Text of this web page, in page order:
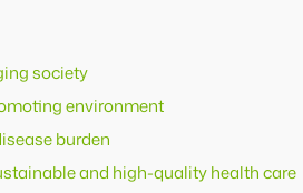
society
environment
burden
and high-quality health care